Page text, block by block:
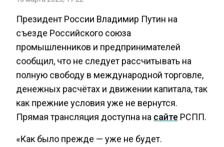
Президент России Владимир Путин на
съезде Российского союза
промышленников и предпринимателей
сообщил, что не следует рассчитывать на
полную свободу в международной торговле,
денежных расчётах и движении капитала, так
как прежние условия уже не вернутся.
Прямая трансляция доступна на сайте РСПП.
«Как было прежде — уже не будет.